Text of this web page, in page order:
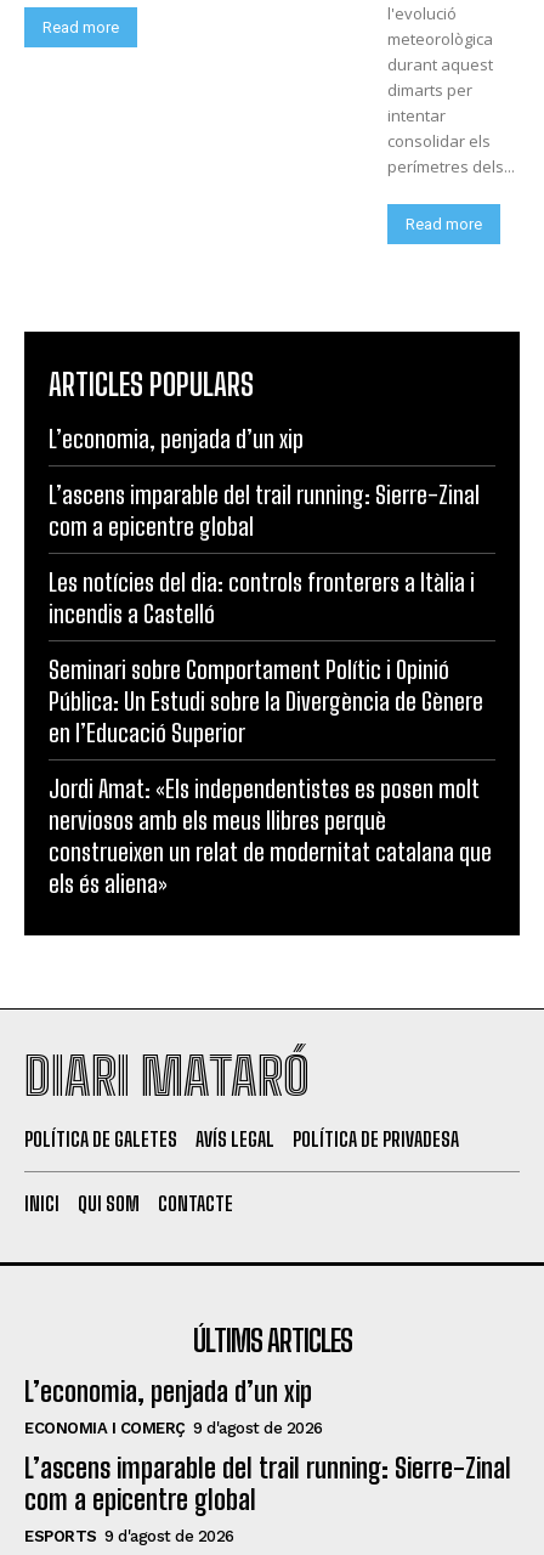
Read more
l'evolució
meteorològica
durant aquest
dimarts per
intentar
consolidar els
perímetres dels...
Read more
ARTICLES POPULARS
L’economia, penjada d’un xip
L’ascens imparable del trail running: Sierre-Zinal
com a epicentre global
Les notícies del dia: controls fronterers a Itàlia i
incendis a Castelló
Seminari sobre Comportament Polític i Opinió
Pública: Un Estudi sobre la Divergència de Gènere
en l’Educació Superior
Jordi Amat: «Els independentistes es posen molt
nerviosos amb els meus llibres perquè
construeixen un relat de modernitat catalana que
els és aliena»
DIARI MATARÓ
POLÍTICA DE GALETES AVÍS LEGAL POLÍTICA DE PRIVADESA
INICI QUI SOM CONTACTE
ÚLTIMS ARTICLES
L’economia, penjada d’un xip
ECONOMIA I COMERÇ 9 d'agost de 2026
L’ascens imparable del trail running: Sierre-Zinal
com a epicentre global
ESPORTS 9 d'agost de 2026